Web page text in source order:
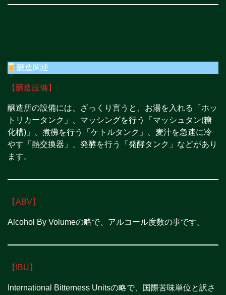
醸造関連
【醸造設備】
醸造所の設備には、ざっくり言うと、お湯を入れる「ホッ
トリカータンク」、マッシングを行う「マッシュタン(糖
化槽)」、煮彿を行う「ケトルタンク」、麦汁を急速に冷
やす「熱交換器」、発酵を行う「発酵タンク」などがあり
ます。
【ABV】
Alcohol By Volumeの略で、アルコール度数の事です。
【IBU】
International Bitterness Unitsの略で、国際苦味単位と訳さ